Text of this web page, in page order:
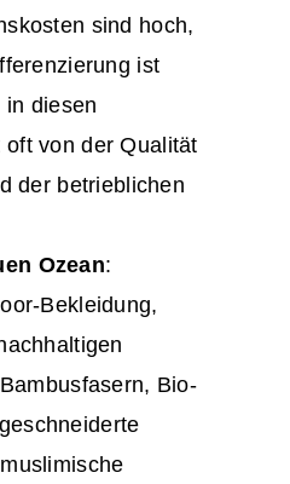
sind hoch,
ist
diesen
von der Qualität
der betrieblichen
Ozean:
Bekleidung,
Bio-